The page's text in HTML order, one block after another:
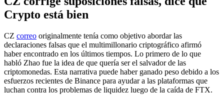
Crypto está bien
CZ correo originalmente tenía como objetivo abordar las
declaraciones falsas que el multimillonario criptográfico afirmó
haber encontrado en los últimos tiempos. Lo primero de lo que
habló Zhao fue la idea de que quería ser el salvador de las
criptomonedas. Esta narrativa puede haber ganado peso debido a los
esfuerzos recientes de Binance para ayudar a las plataformas que
luchan contra los problemas de liquidez luego de la caída de FTX.